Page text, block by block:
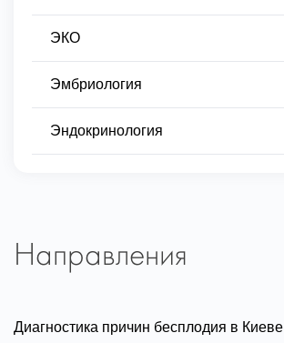
ЭКО
Эмбриология
Эндокринология
Направления
Диагностика причин бесплодия в Киеве